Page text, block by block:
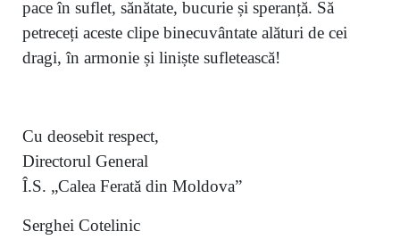
pace în suflet, sănătate, bucurie și speranță. Să
petreceți aceste clipe binecuvântate alături de cei
dragi, în armonie și liniște sufletească!
Cu deosebit respect,
Directorul General
Î.S. „Calea Ferată din Moldova”
Serghei Cotelinic